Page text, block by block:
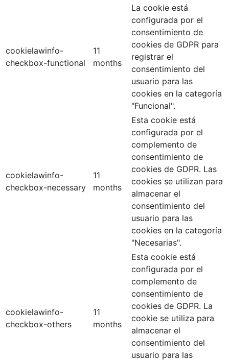
cookielawinfo-
checkbox-functional
11
months
La cookie está
configurada por el
consentimiento de
cookies de GDPR para
registrar el
consentimiento del
usuario para las
cookies en la categoría
"Funcional".
cookielawinfo-
checkbox-necessary
11
months
Esta cookie está
configurada por el
complemento de
consentimiento de
cookies de GDPR. Las
cookies se utilizan para
almacenar el
consentimiento del
usuario para las
cookies en la categoría
"Necesarias".
cookielawinfo-
checkbox-others
11
months
Esta cookie está
configurada por el
complemento de
consentimiento de
cookies de GDPR. La
cookie se utiliza para
almacenar el
consentimiento del
usuario para las